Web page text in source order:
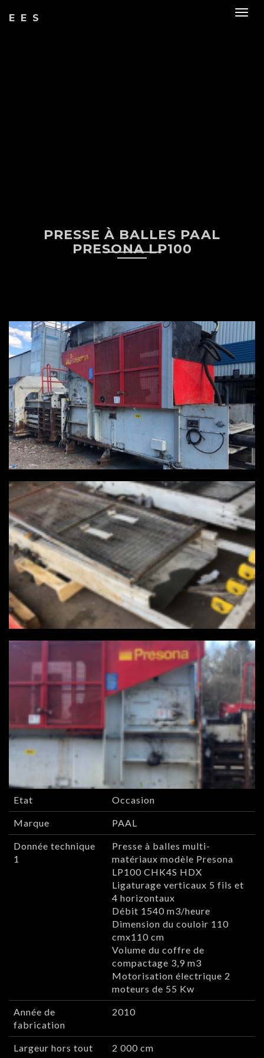
EES
PRESSE À BALLES PAAL
PRESONA LP100
Etat Occasion
Marque PAAL
Donnée technique
1
Presse à balles multi-
matériaux modèle Presona
LP100 CHK4S HDX
Ligaturage verticaux 5 fils et
4 horizontaux
Débit 1540 m3/heure
Dimension du couloir 110
cmx110 cm
Volume du coffre de
compactage 3,9 m3
Motorisation électrique 2
moteurs de 55 Kw
Année de
fabrication
2010
Largeur hors tout 2 000 cm